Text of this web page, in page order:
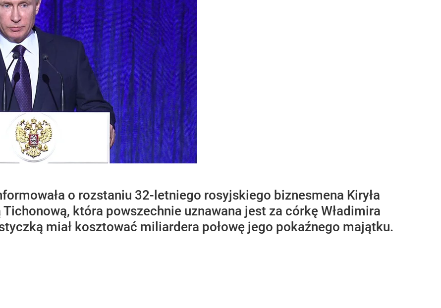
o rozstaniu 32-letniego rosyjskiego biznesmena Kiryła
Tichonową, która powszechnie uznawana jest za córkę Władimira
miał kosztować miliardera połowę jego pokaźnego majątku.